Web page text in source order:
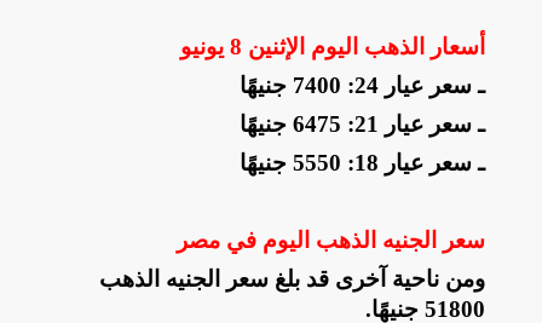
أسعار الذهب اليوم الإثنين 8 يونيو
ـ سعر عيار 24: 7400 جنيهًا
ـ سعر عيار 21: 6475 جنيهًا
ـ سعر عيار 18: 5550 جنيهًا
سعر الجنيه الذهب اليوم في مصر
ومن ناحية آخرى قد بلغ سعر الجنيه الذهب
51800 جنيهًا
.